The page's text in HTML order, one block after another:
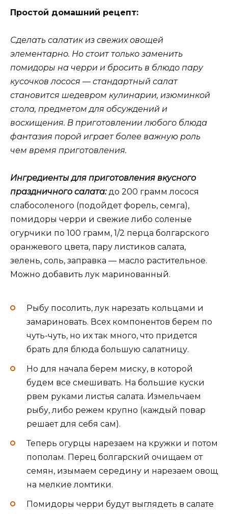
Простой домашний рецепт:
Сделать салатик из свежих овощей
элементарно. Но стоит только заменить
помидоры на черри и бросить в блюдо пару
кусочков лосося — стандартный салат
становится шедевром кулинарии, изюминкой
стола, предметом для обсуждений и
восхищения. В приготовлении любого блюда
фантазия порой играет более важную роль
чем время приготовления.
Ингредиенты для приготовления вкусного
праздничного салата:до 200 грамм лосося
слабосоленого (подойдет форель, семга),
помидоры черри и свежие либо соленые
огурчики по 100 грамм, 1/2 перца болгарского
оранжевого цвета, пару листиков салата,
зелень, соль, заправка — масло растительное.
Можно добавить лук маринованный.
Рыбу посолить, лук нарезать кольцами и
замариновать. Всех компонентов берем по
чуть-чуть, но их так много, что придется
брать для блюда большую салатницу.
Но для начала берем миску, в которой
будем все смешивать. На большие куски
рвем руками листья салата. Измельчаем
рыбу, либо режем крупно (каждый повар
решает для себя сам).
Теперь огурцы нарезаем на кружки и потом
пополам. Перец болгарский очищаем от
семян, изымаем середину и нарезаем овощ
на мелкие ломтики.
Помидоры черри будут выглядеть в салате